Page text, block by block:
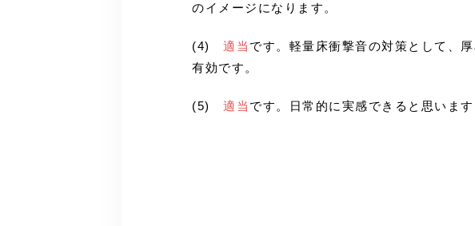
のイメージになります。
(4) 適当 です。軽量床衝撃音の対策として、
有効です。
(5) 適当 です。日常的に実感できると思います